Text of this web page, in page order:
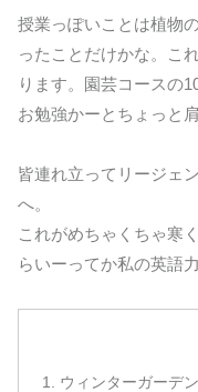
授業っぽいことは植物
ったことだけかな。こ
ります。園芸コースの
お勉強かーとちょっと
皆連れ立ってリージェ
へ。
これがめちゃくちゃ寒
らいーってか私の英語
ウィンターガーデ